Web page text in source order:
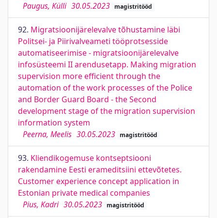
Paugus, Külli 30.05.2023 magistritööd
92. Migratsioonijärelevalve tõhustamine läbi
Politsei- ja Piirivalveameti tööprotsesside
automatiseerimise - migratsioonijärelevalve
infosüsteemi II arendusetapp. Making migration
supervision more efficient through the
automation of the work processes of the Police
and Border Guard Board - the Second
development stage of the migration supervision
information system
Peerna, Meelis 30.05.2023 magistritööd
93. Kliendikogemuse kontseptsiooni
rakendamine Eesti erameditsiini ettevõtetes.
Customer experience concept application in
Estonian private medical companies
Pius, Kadri 30.05.2023 magistritööd